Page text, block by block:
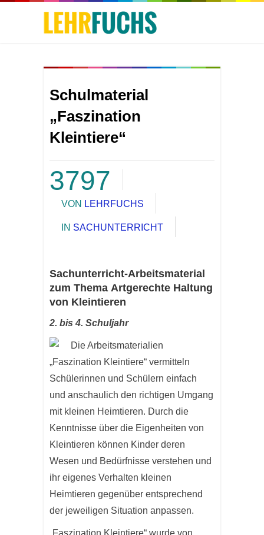
Schulmaterial
„Faszination
Kleintiere“
3797
VON LEHRFUCHS
IN SACHUNTERRICHT
Sachunterricht-Arbeitsmaterial
zum Thema Artgerechte Haltung
von Kleintieren
2. bis 4. Schuljahr
Die Arbeitsmaterialien
„Faszination Kleintiere“ vermitteln
Schülerinnen und Schülern einfach
und anschaulich den richtigen Umgang
mit kleinen Heimtieren. Durch die
Kenntnisse über die Eigenheiten von
Kleintieren können Kinder deren
Wesen und Bedürfnisse verstehen und
ihr eigenes Verhalten kleinen
Heimtieren gegenüber entsprechend
der jeweiligen Situation anpassen.
„Faszination Kleintiere“ wurde von